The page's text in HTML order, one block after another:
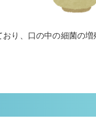
り、口の中の細菌の